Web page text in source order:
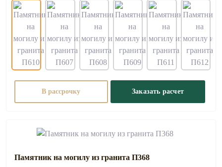
В рассрочку Заказать расчет
Памятник на могилу из гранита П368